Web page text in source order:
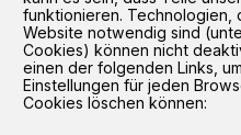
funktionieren. Technologien,
Website notwendig sind
Cookies) können nicht
einen der folgenden Links,
Einstellungen für jeden
Cookies löschen können: